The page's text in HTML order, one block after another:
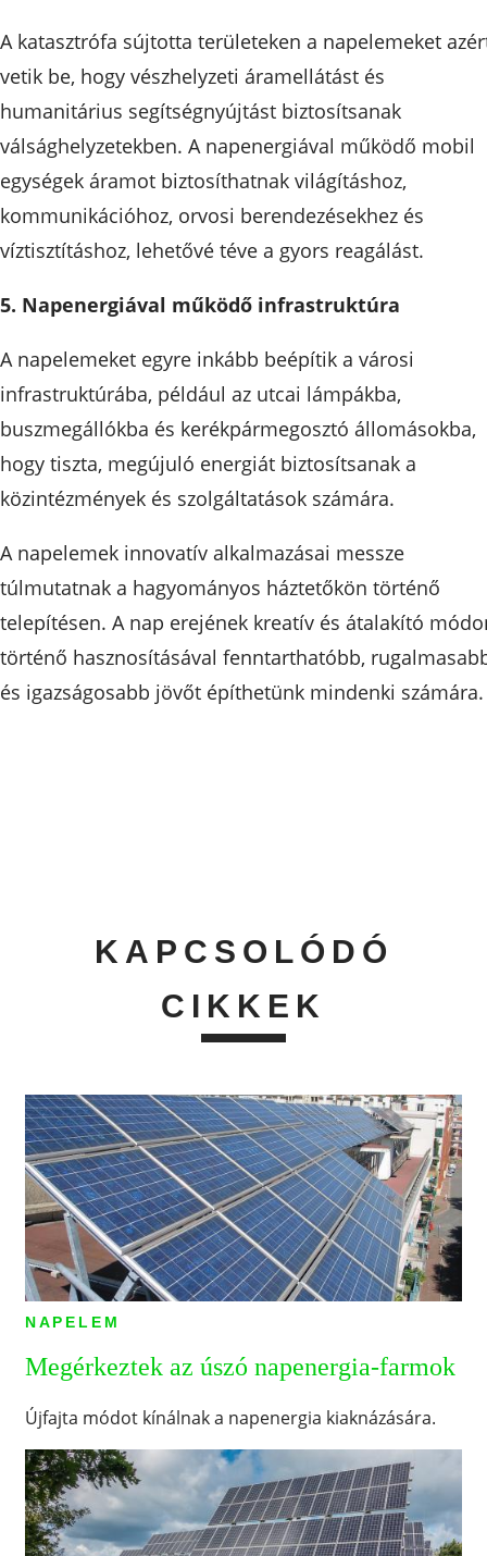
A katasztrófa sújtotta területeken a napelemeket
vetik be, hogy vészhelyzeti áramellátást és
humanitárius segítségnyújtást biztosítsanak
válsághelyzetekben. A napenergiával működő mobil
egységek áramot biztosíthatnak világításhoz,
kommunikációhoz, orvosi berendezésekhez és
víztisztításhoz, lehetővé téve a gyors reagálást.
5. Napenergiával működő infrastruktúra
A napelemeket egyre inkább beépítik a városi
infrastruktúrába, például az utcai lámpákba,
buszmegállókba és kerékpármegosztó állomásokba,
hogy tiszta, megújuló energiát biztosítsanak a
közintézmények és szolgáltatások számára.
A napelemek innovatív alkalmazásai messze
túlmutatnak a hagyományos háztetőkön történő
telepítésen. A nap erejének kreatív és átalakító
történő hasznosításával fenntarthatóbb,
és igazságosabb jövőt építhetünk mindenki számára.
KAPCSOLÓDÓ
CIKKEK
NAPELEM
Megérkeztek az úszó napenergia-farmok
Újfajta módot kínálnak a napenergia kiaknázására.